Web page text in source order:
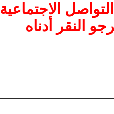
الاجتماعية
النقر أدناه